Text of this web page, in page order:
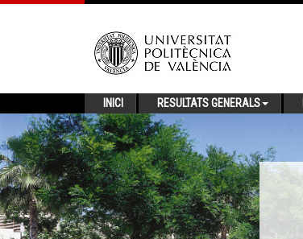
INICI RESULTATS GENERALS